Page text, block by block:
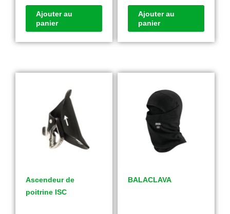
Ajouter au
panier
Ajouter au
panier
Ascendeur de
poitrine ISC
BALACLAVA